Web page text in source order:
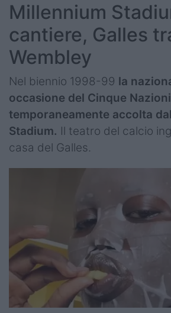
Millennium
cantiere, Galles
Wembley
Nel biennio 1998-99 la
occasione del Cinque
temporaneamente accolta
Stadium. Il teatro del calcio
casa del Galles.